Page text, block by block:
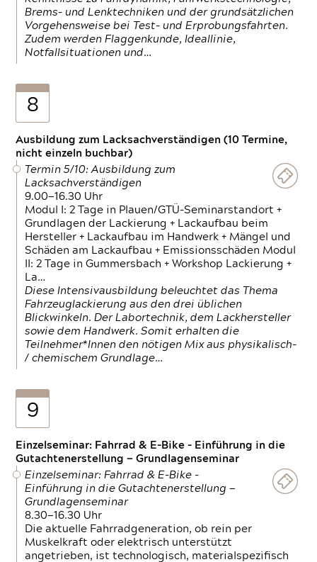
Brems- und Lenktechniken und der grundsätzlichen
Vorgehensweise bei Test- und Erprobungsfahrten.
Zudem werden Flaggenkunde, Ideallinie,
Notfallsituationen und…
8
Ausbildung zum Lacksachverständigen (10 Termine,
nicht einzeln buchbar)
Termin 5/10: Ausbildung zum
Lacksachverständigen
9.00—16.30 Uhr
Modul I: 2 Tage in Plauen/GTÜ-Seminarstandort +
Grundlagen der Lackierung + Lackaufbau beim
Hersteller + Lackaufbau im Handwerk + Mängel und
Schäden am Lackaufbau + Emissionsschäden Modul
II: 2 Tage in Gummersbach + Workshop Lackierung +
La…
Diese Intensivausbildung beleuchtet das Thema
Fahrzeuglackierung aus den drei üblichen
Blickwinkeln. Der Labortechnik, dem Lackhersteller
sowie dem Handwerk. Somit erhalten die
Teilnehmer*Innen den nötigen Mix aus physikalisch-
/ chemischem Grundlage…
9
Einzelseminar: Fahrrad & E-Bike - Einführung in die
Gutachtenerstellung — Grundlagenseminar
Einzelseminar: Fahrrad & E-Bike -
Einführung in die Gutachtenerstellung —
Grundlagenseminar
8.30—16.30 Uhr
Die aktuelle Fahrradgeneration, ob rein per
Muskelkraft oder elektrisch unterstützt
angetrieben, ist technologisch, materialspezifisch